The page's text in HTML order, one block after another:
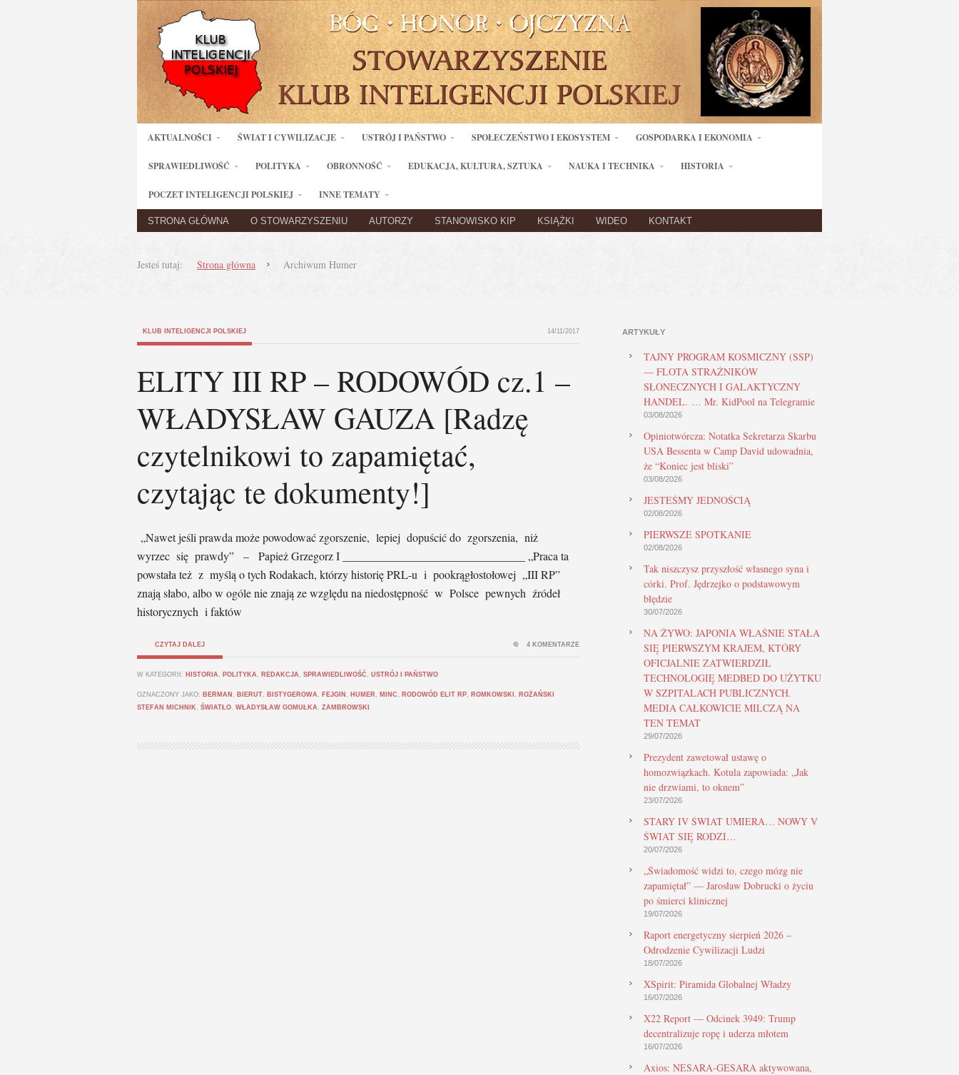
AKTUALNOŚCI ŚWIAT I CYWILIZACJE USTRÓJ I PAŃSTWO SPOŁECZEŃSTWO I EKOSYSTEM GOSPODARKA I EKONOMIA
SPRAWIEDLIWOŚĆ POLITYKA OBRONNOŚĆ EDUKACJA, KULTURA, SZTUKA NAUKA I TECHNIKA HISTORIA
POCZET INTELIGENCJI POLSKIEJ INNE TEMATY
STRONA GŁÓWNA O STOWARZYSZENIU AUTORZY STANOWISKO KIP KSIĄŻKI WIDEO KONTAKT
Jesteś tutaj: Strona główna Archiwum Humer
KLUB INTELIGENCJI POLSKIEJ 14/11/2017
ELITY III RP – RODOWÓD cz.1 –
WŁADYSŁAW GAUZA [Radzę
czytelnikowi to zapamiętać,
czytając te dokumenty!]
„Nawet jeśli prawda może powodować zgorszenie, lepiej dopuścić do zgorszenia, niż
wyrzec się prawdy” – Papież Grzegorz I ________________________________ „Praca ta
powstała też z myślą o tych Rodakach, którzy historię PRL-u i pookrągłostołowej „III RP”
znają słabo, albo w ogóle nie znają ze względu na niedostępność w Polsce pewnych źródeł
historycznych i faktów
CZYTAJ DALEJ
W KATEGORII: HISTORIA , POLITYKA , REDAKCJA , SPRAWIEDLIWOŚĆ , USTRÓJ I PAŃSTWO
OZNACZONY JAKO: BERMAN , BIERUT, BISTYGEROWA , FEJGIN , HUMER , MINC , RODOWÓD ELIT RP, ROMKOWSKI , ROŻAŃSKI
STEFAN MICHNIK , ŚWIATŁO, WŁADYSŁAW GOMUŁKA , ZAMBROWSKI
4 KOMENTARZE
ARTYKUŁY
TAJNY PROGRAM KOSMICZNY (SSP)
— FLOTA STRAŻNIKÓW
SŁONECZNYCH I GALAKTYCZNY
HANDEL. … Mr. KidPool na Telegramie
03/08/2026
Opiniotwórcza: Notatka Sekretarza Skarbu
USA Bessenta w Camp David udowadnia,
że “Koniec jest bliski”
03/08/2026
JESTEŚMY JEDNOŚCIĄ
02/08/2026
PIERWSZE SPOTKANIE
02/08/2026
Tak niszczysz przyszłość własnego syna i
córki. Prof. Jędrzejko o podstawowym
błędzie
30/07/2026
NA ŻYWO: JAPONIA WŁAŚNIE STAŁA
SIĘ PIERWSZYM KRAJEM, KTÓRY
OFICJALNIE ZATWIERDZIŁ
TECHNOLOGIĘ MEDBED DO UŻYTKU
W SZPITALACH PUBLICZNYCH.
MEDIA CAŁKOWICIE MILCZĄ NA
TEN TEMAT
29/07/2026
Prezydent zawetował ustawę o
homozwiązkach. Kotula zapowiada: „Jak
nie drzwiami, to oknem”
23/07/2026
STARY IV ŚWIAT UMIERA… NOWY V
ŚWIAT SIĘ RODZI…
20/07/2026
„Świadomość widzi to, czego mózg nie
zapamiętał” — Jarosław Dobrucki o życiu
po śmierci klinicznej
19/07/2026
Raport energetyczny sierpień 2026 –
Odrodzenie Cywilizacji Ludzi
18/07/2026
XSpirit: Piramida Globalnej Władzy
16/07/2026
X22 Report — Odcinek 3949: Trump
decentralizuje ropę i uderza młotem
16/07/2026
Axios: NESARA-GESARA aktywowana,